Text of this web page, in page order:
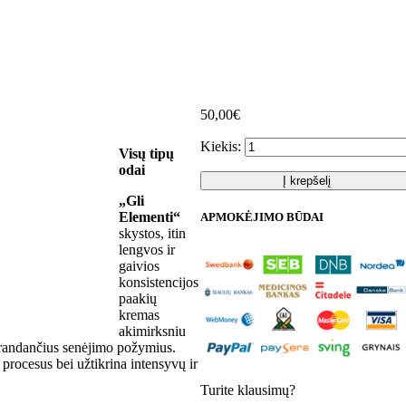
50,00€
Kiekis:
Į krepšelį
APMOKĖJIMO BŪDAI
Turite klausimų?
Visų tipų
odai
„Gli
Elementi“
skystos, itin
lengvos ir
gaivios
konsistencijos
paakių
kremas
akimirksniu
senėjimo požymius.
bei užtikrina intensyvų ir